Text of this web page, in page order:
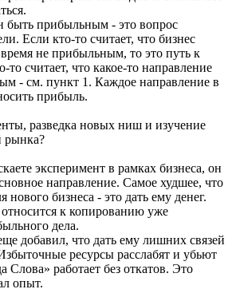
быть прибыльным - это вопрос
Если кто-то считает, что бизнес
не прибыльным, то это путь к
то считает, что какое-то направление
- см. пункт 1. Каждое направление в
прибыль.
разведка новых ниш и изучение
рынка?
эксперимент в рамках бизнеса, он
направление. Самое худшее, что
бизнеса - это дать ему денег.
к копированию уже
дела.
добавил, что дать ему лишних связей
ресурсы расслабят и убьют
Слова» работает без откатов. Это
опыт.